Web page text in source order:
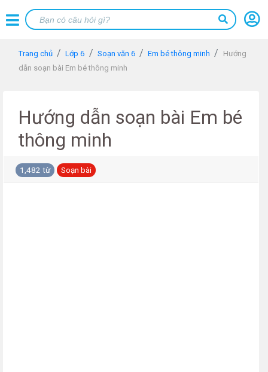
Trang chủ Lớp 6 Soạn văn 6 Em bé thông minh
Hướng
dẫn soạn bài Em bé thông minh
Hướng dẫn soạn bài Em bé
thông minh
1,482 từ Soạn bài